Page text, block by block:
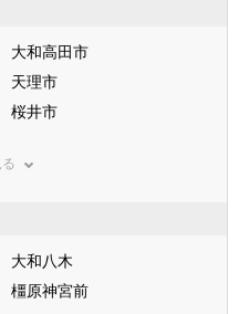
三重県
大和高田市
天理市
桜井市
香芝市
生駒郡斑鳩町
磯城郡川西町
大和八木
橿原神宮前